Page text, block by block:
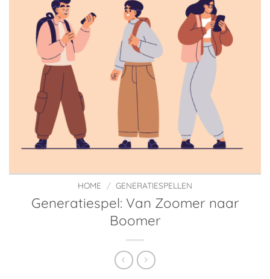
HOME / GENERATIESPELLEN
Generatiespel: Van Zoomer naar
Boomer